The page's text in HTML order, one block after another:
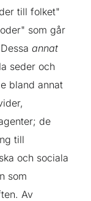
till folket"
som går
Dessaannat
seder och
bland annat
de
till
och sociala
som
Av